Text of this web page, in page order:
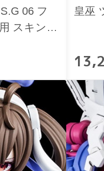
06 フ
スキンカ
皇巫